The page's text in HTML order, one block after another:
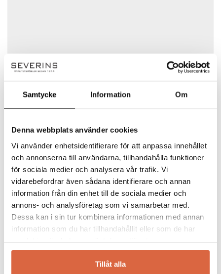
Samtycke Information Om
Denna webbplats använder cookies
Vi använder enhetsidentifierare för att anpassa innehållet
och annonserna till användarna, tillhandahålla funktioner
för sociala medier och analysera vår trafik. Vi
vidarebefordrar även sådana identifierare och annan
information från din enhet till de sociala medier och
annons- och analysföretag som vi samarbetar med.
Dessa kan i sin tur kombinera informationen med annan
information som du har tillhandahållit eller som de har
Tillåt alla
Hjul på ena sidan för flyttbarhet
Gas pistong (10‑4650‑40)
Monteringssats (10‑4650‑01)
Hjul (10‑4650‑38)
Bredd: 125 cm
E-post *
Spara mitt namn, min e-postadress och webbplats i
denna webbläsare till nästa gång jag skriver en
kommentar.
Brafab
Gårdfarihandlaren Bror Carlsson startade
varumärket Brafab 1935 när han sålde borstar,
hemflätade korgar och stegar från sitt bilflak
till gårdarna i trakterna kring Össjö. När sonen
direkt till andra företag och 1975 övergick
företaget till en expansiv grossistverksamhet.
Kvalitet, stil och funktion
hemmet och trädgården, altanen eller